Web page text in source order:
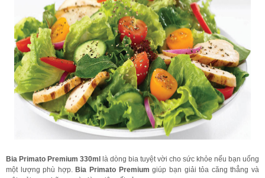
Bia Primato Premium 330ml
là dòng bia tuyệt vời cho sức khỏe nếu bạn uống
một lượng phù hợp. Bia Primato Premiumgiúp bạn giải tỏa căng thẳng và